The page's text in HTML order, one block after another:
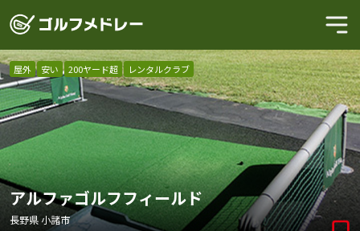
屋外 安い 200ヤード超 レンタルクラブ
アルファゴルフフィールド
長野県 小諸市